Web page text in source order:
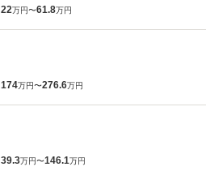
22万円〜61.8万円
174万円〜276.6万円
39.3万円〜146.1万円